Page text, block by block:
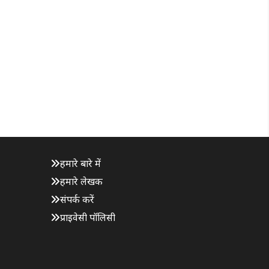
हमारे बारे में
हमारे लेखक
संपर्क करें
प्राइवेसी पॉलिसी